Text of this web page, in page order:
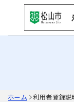
ホーム 利用者登録説